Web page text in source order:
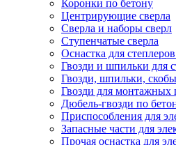
Коронки по бетону
Центрирующие сверла
Сверла и наборы сверл
Ступенчатые сверла
Оснастка для
Гвозди и шпильки для
Гвозди, шпильки,
Гвозди для монтажных
Дюбель-гвозди по
Приспособления для
Запасные части для
Прочая оснастка для